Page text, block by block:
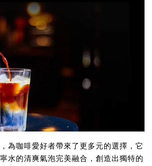
為咖啡愛好者帶來了更多元的選擇，它
水的清爽氣泡完美融合，創造出獨特的